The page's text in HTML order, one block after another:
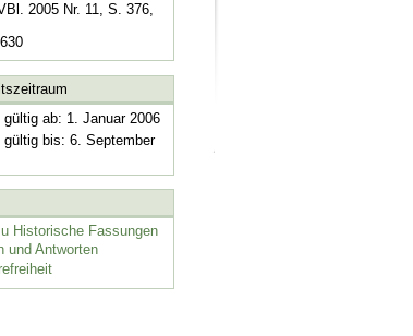
2005 Nr. 11, S. 376,
gültig ab: 1. Januar 2006
gültig bis: 6. September
Historische Fassungen
und Antworten